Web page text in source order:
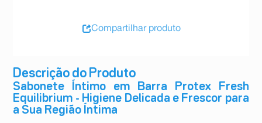
Descrição do Produto
Sabonete Íntimo em Barra Protex Fresh
Equilibrium - Higiene Delicada e Frescor para
a Sua Região Íntima
Compartilhar produto